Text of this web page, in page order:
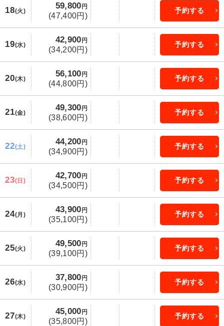
18(火)
59,800 円
(47,400円)
予約する
19(水)
42,900 円
(34,200円)
予約する
20(木)
56,100 円
(44,800円)
予約する
21(金)
49,300 円
(38,600円)
予約する
22(土)
44,200 円
(34,900円)
予約する
23(日)
42,700 円
(34,500円)
予約する
24(月)
43,900 円
(35,100円)
予約する
25(火)
49,500 円
(39,100円)
予約する
26(水)
37,800 円
(30,900円)
予約する
27(木)
45,000 円
(35,800円)
予約する